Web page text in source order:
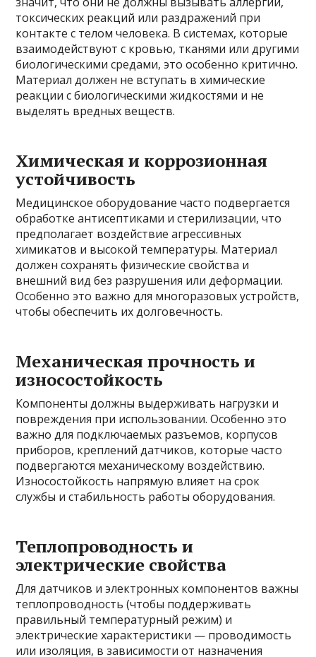
токсических реакций или раздражений при
контакте с телом человека. В системах, которые
взаимодействуют с кровью, тканями или другими
биологическими средами, это особенно критично.
Материал должен не вступать в химические
реакции с биологическими жидкостями и не
выделять вредных веществ.
Химическая и коррозионная
устойчивость
Медицинское оборудование часто подвергается
обработке антисептиками и стерилизации, что
предполагает воздействие агрессивных
химикатов и высокой температуры. Материал
должен сохранять физические свойства и
внешний вид без разрушения или деформации.
Особенно это важно для многоразовых устройств,
чтобы обеспечить их долговечность.
Механическая прочность и
износостойкость
Компоненты должны выдерживать нагрузки и
повреждения при использовании. Особенно это
важно для подключаемых разъемов, корпусов
приборов, креплений датчиков, которые часто
подвергаются механическому воздействию.
Износостойкость напрямую влияет на срок
службы и стабильность работы оборудования.
Теплопроводность и
электрические свойства
Для датчиков и электронных компонентов важны
теплопроводность (чтобы поддерживать
правильный температурный режим) и
электрические характеристики — проводимость
или изоляция, в зависимости от назначения